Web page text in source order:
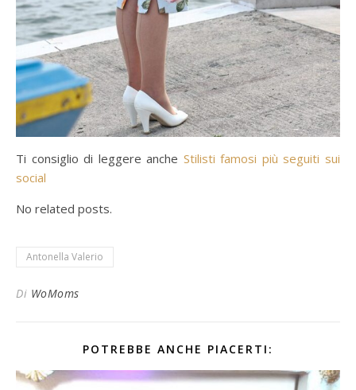
Ti consiglio di leggere anche Stilisti famosi più seguiti sui
social
No related posts.
Antonella Valerio
Di WoMoms
POTREBBE ANCHE PIACERTI: